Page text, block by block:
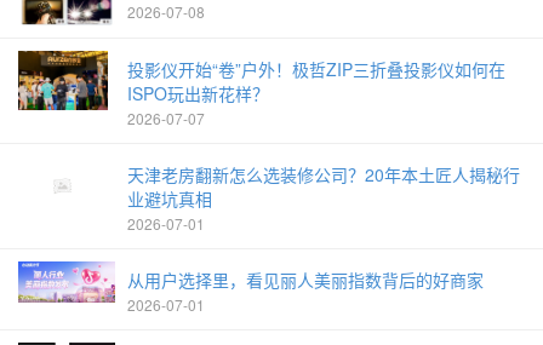
2026-07-08
投影仪开始“卷”户外！极哲ZIP三折叠投影仪如何在
ISPO玩出新花样？
2026-07-07
天津老房翻新怎么选装修公司？20年本土匠人揭秘行
业避坑真相
2026-07-01
从用户选择里，看见丽人美丽指数背后的好商家
2026-07-01